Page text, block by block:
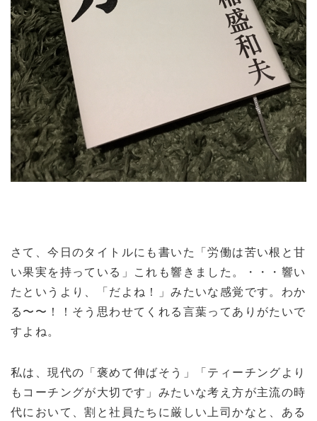
さて、今日のタイトルにも書いた「労働は苦い根と甘
い果実を持っている」これも響きました。・・・響い
たというより、「だよね！」みたいな感覚です。わか
る〜〜！！そう思わせてくれる言葉ってありがたいで
すよね。
私は、現代の「褒めて伸ばそう」「ティーチングより
もコーチングが大切です」みたいな考え方が主流の時
代において、割と社員たちに厳しい上司かなと、ある